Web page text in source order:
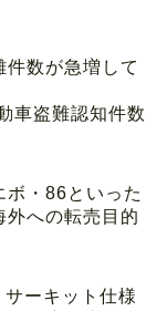
件数が急増して
車盗難認知件数
ボ・86といった
外への転売目的
ーキット仕様